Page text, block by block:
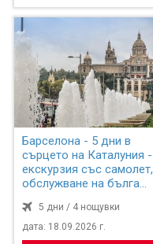
Барселона - 5 дни в
сърцето на Каталуния -
екскурзия със самолет,
обслужване на бълга...
5 дни / 4 нощувки
дата: 18.09.2026 г.